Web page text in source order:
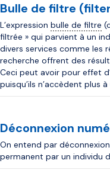
Bulle de filtre
L’expression bulle de filtre
filtrée » qui parvient à un
divers services comme les
recherche offrent des
Ceci peut avoir pour effet
puisqu’ils n’accèdent plus
Déconnexion
On entend par
permanent par un individu